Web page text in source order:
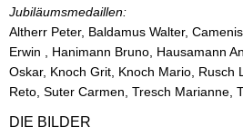
Jubiläumsmedaillen:
Altherr Peter, Baldamus Walter,
Erwin , Hanimann Bruno, Hausamann
Oskar, Knoch Grit, Knoch Mario, Rusch
Reto, Suter Carmen, Tresch Marianne,
DIE BILDER